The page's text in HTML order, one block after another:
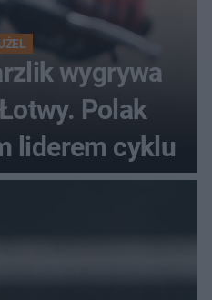
wygrywa
Polak
liderem cyklu